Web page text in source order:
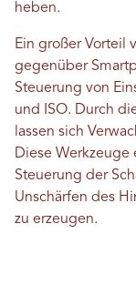
heben.
Ein großer Vorteil
gegenüber
Steuerung von
und ISO. Durch
lassen sich
Diese Werkzeuge
Steuerung der
Unschärfen des
zu erzeugen.